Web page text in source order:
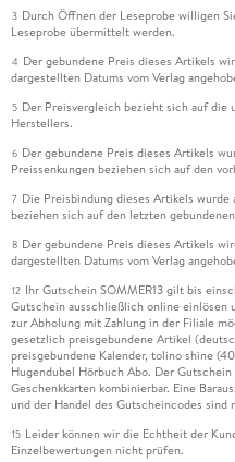
3 Durch Öffnen der Leseprobe willigen
Leseprobe übermittelt werden.
4 Der gebundene Preis dieses Artikels
dargestellten Datums vom Verlag
5 Der Preisvergleich bezieht sich auf die
Herstellers.
6 Der gebundene Preis dieses Artikels
Preissenkungen beziehen sich auf den
7 Die Preisbindung dieses Artikels wurde
beziehen sich auf den letzten
8 Der gebundene Preis dieses Artikels
dargestellten Datums vom Verlag
12 Ihr Gutschein SOMMER13 gilt bis
Gutschein ausschließlich online einlösen
zur Abholung mit Zahlung in der Filiale
gesetzlich preisgebundene Artikel
preisgebundene Kalender, tolino shine
Hugendubel Hörbuch Abo. Der
Geschenkkarten kombinierbar. Eine
und der Handel des Gutscheincodes sind
15 Leider können wir die Echtheit der
Einzelbewertungen nicht prüfen.